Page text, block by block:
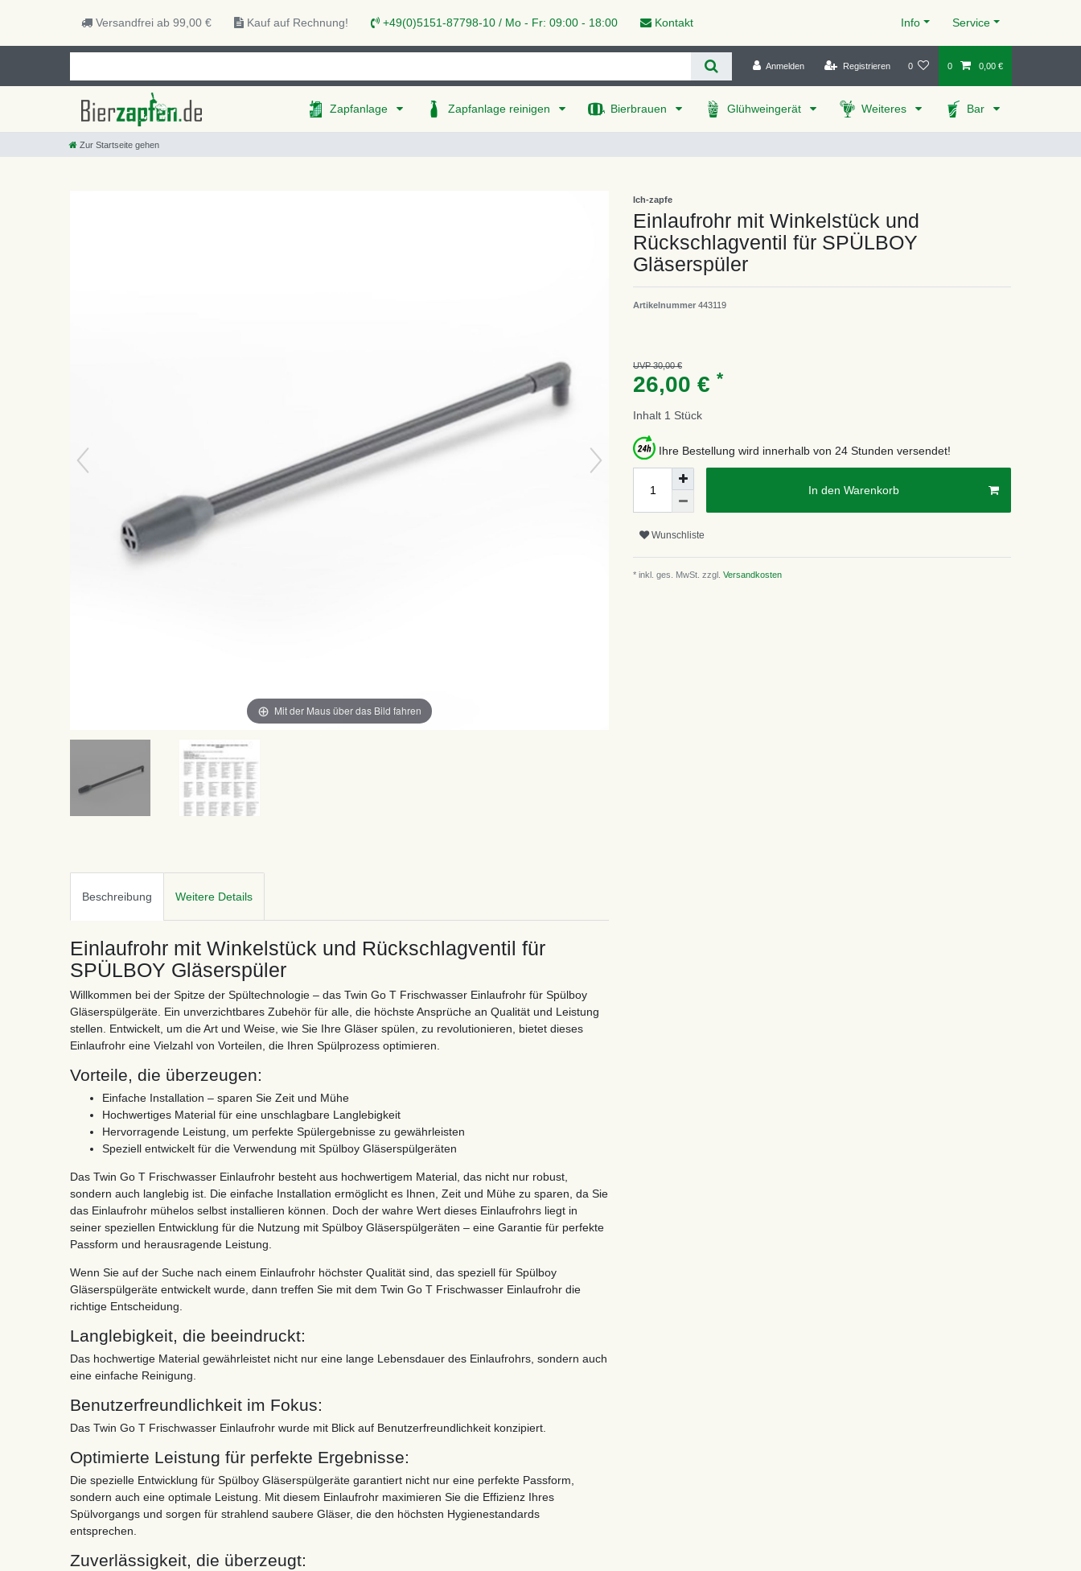
Versandfrei ab 99,00 € Kauf auf Rechnung! +49(0)5151-87798-10 / Mo - Fr: 09:00 - 18:00 Kontakt Info Service
Anmelden Registrieren 0 0 0,00 €
Zapfanlage Zapfanlage reinigen Bierbrauen Glühweingerät Weiteres Bar
Zur Startseite gehen
Mit der Maus über das Bild fahren
Ich-zapfe
Einlaufrohr mit Winkelstück und
Rückschlagventil für SPÜLBOY
Gläserspüler
Artikelnummer 443119
UVP 30,00 €
26,00 € *
Inhalt 1 Stück
Ihre Bestellung wird innerhalb von 24 Stunden versendet!
In den Warenkorb
Wunschliste
* inkl. ges. MwSt. zzgl. Versandkosten
Beschreibung Weitere Details
Einlaufrohr mit Winkelstück und Rückschlagventil für
SPÜLBOY Gläserspüler
Willkommen bei der Spitze der Spültechnologie – das Twin Go T Frischwasser Einlaufrohr für Spülboy
Gläserspülgeräte. Ein unverzichtbares Zubehör für alle, die höchste Ansprüche an Qualität und Leistung
stellen. Entwickelt, um die Art und Weise, wie Sie Ihre Gläser spülen, zu revolutionieren, bietet dieses
Einlaufrohr eine Vielzahl von Vorteilen, die Ihren Spülprozess optimieren.
Vorteile, die überzeugen:
Einfache Installation – sparen Sie Zeit und Mühe
Hochwertiges Material für eine unschlagbare Langlebigkeit
Hervorragende Leistung, um perfekte Spülergebnisse zu gewährleisten
Speziell entwickelt für die Verwendung mit Spülboy Gläserspülgeräten
Das Twin Go T Frischwasser Einlaufrohr besteht aus hochwertigem Material, das nicht nur robust,
sondern auch langlebig ist. Die einfache Installation ermöglicht es Ihnen, Zeit und Mühe zu sparen, da Sie
das Einlaufrohr mühelos selbst installieren können. Doch der wahre Wert dieses Einlaufrohrs liegt in
seiner speziellen Entwicklung für die Nutzung mit Spülboy Gläserspülgeräten – eine Garantie für perfekte
Passform und herausragende Leistung.
Wenn Sie auf der Suche nach einem Einlaufrohr höchster Qualität sind, das speziell für Spülboy
Gläserspülgeräte entwickelt wurde, dann treffen Sie mit dem Twin Go T Frischwasser Einlaufrohr die
richtige Entscheidung.
Langlebigkeit, die beeindruckt:
Das hochwertige Material gewährleistet nicht nur eine lange Lebensdauer des Einlaufrohrs, sondern auch
eine einfache Reinigung.
Benutzerfreundlichkeit im Fokus:
Das Twin Go T Frischwasser Einlaufrohr wurde mit Blick auf Benutzerfreundlichkeit konzipiert.
Optimierte Leistung für perfekte Ergebnisse:
Die spezielle Entwicklung für Spülboy Gläserspülgeräte garantiert nicht nur eine perfekte Passform,
sondern auch eine optimale Leistung. Mit diesem Einlaufrohr maximieren Sie die Effizienz Ihres
Spülvorgangs und sorgen für strahlend saubere Gläser, die den höchsten Hygienestandards
entsprechen.
Zuverlässigkeit, die überzeugt: